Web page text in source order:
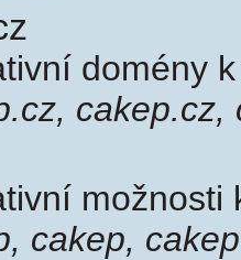
domény
cakep.cz,
cakep,